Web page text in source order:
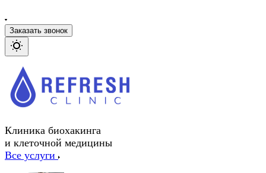
Заказать звонок
Клиника биохакинга
и клеточной медицины
Все услуги